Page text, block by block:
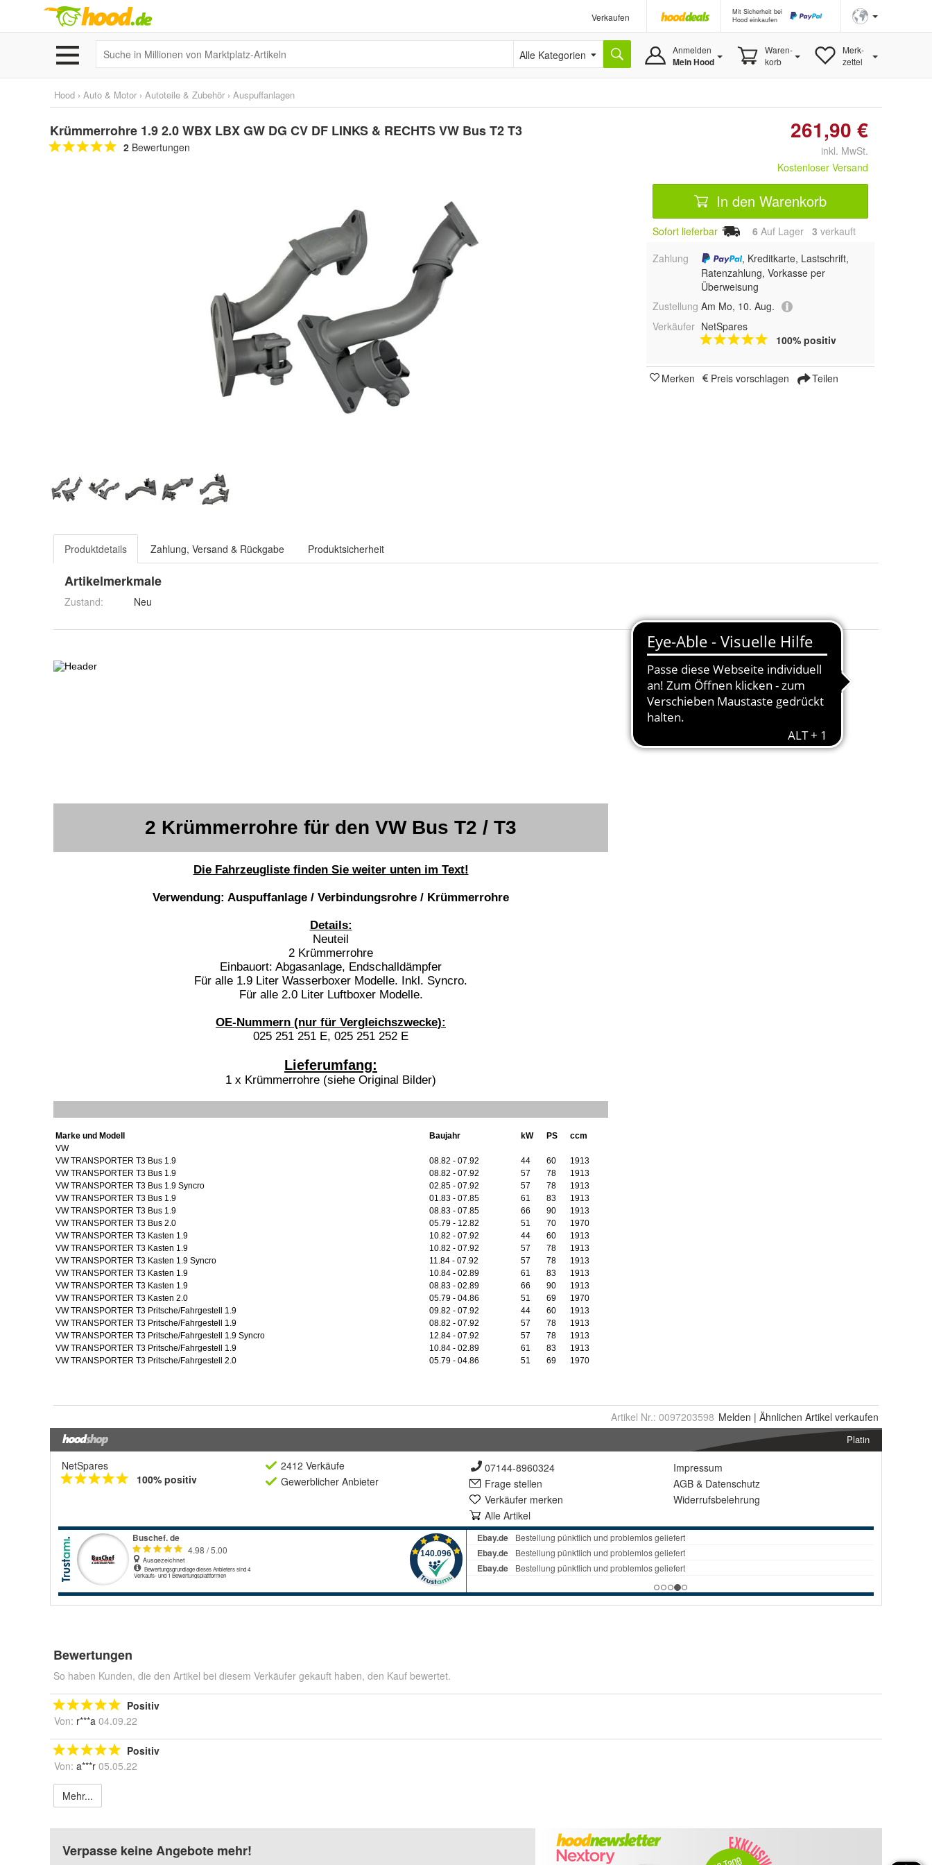
Verkaufen
Mit Sicherheit bei
Hood einkaufen
Alle Kategorien Anmelden
Mein Hood
Waren-
korb
Merk-
zettel
Hood › Auto & Motor › Autoteile & Zubehör › Auspuffanlagen
Krümmerrohre 1.9 2.0 WBX LBX GW DG CV DF LINKS & RECHTS VW Bus T2 T3
2 Bewertungen
261,90 €
inkl. MwSt.
Kostenloser Versand
In den Warenkorb
Sofort lieferbar 6 Auf Lager 3 verkauft
Zahlung
, Kreditkarte, Lastschrift,
Ratenzahlung, Vorkasse per
Überweisung
Zustellung Am Mo, 10. Aug.
Verkäufer NetSpares
100% positiv
Merken Preis vorschlagen Teilen
Produktdetails Zahlung, Versand & Rückgabe Produktsicherheit
Artikelmerkmale
Zustand: Neu
Artikel Nr.: 0097203598 Melden | Ähnlichen Artikel verkaufen
Platin
NetSpares
100% positiv
2412 Verkäufe
Gewerblicher Anbieter
07144-8960324
Frage stellen
Verkäufer merken
Alle Artikel
Impressum
AGB & Datenschutz
Widerrufsbelehrung
Bewertungen
So haben Kunden, die den Artikel bei diesem Verkäufer gekauft haben, den Kauf bewertet.
Positiv
Von: r***a 04.09.22
Positiv
Von: a***r 05.05.22
Mehr...
Verpasse keine Angebote mehr!